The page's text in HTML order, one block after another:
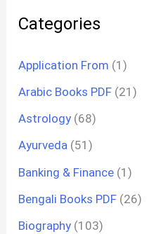
Categories
Application From (1)
Arabic Books PDF (21)
Astrology (68)
Ayurveda (51)
Banking & Finance (1)
Bengali Books PDF (26)
Biography (103)